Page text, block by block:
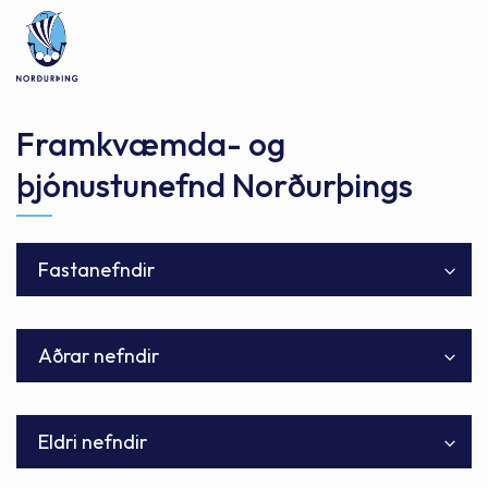
Framkvæmda- og
þjónustunefnd Norðurþings
Fastanefndir
Byggðarráð Norðurþings
Fjölskylduráð
Skipulags- og framkvæmdaráð
Stjórn Hafnasjóðs Norðurþings
Aðrar nefndir
Fötlunarráð Norðurþings
Hverfisráð Kelduhverfis
Eldri nefndir